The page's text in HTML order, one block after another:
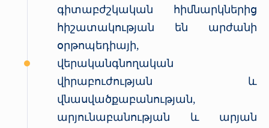
գիտաբժշկական հիմնարկներից
հիշատակության են արժանի
օրթոպեդիայի,
վերականգնողական
վիրաբուժության և
վնասվածքաբանության,
արյունաբանության և արյան